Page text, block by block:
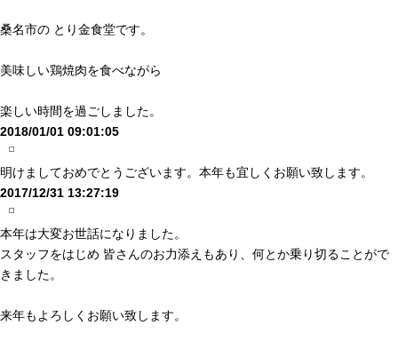
桑名市の とり金食堂です。
美味しい鶏焼肉を食べながら
楽しい時間を過ごしました。
2018/01/01 09:01:05
明けましておめでとうございます。本年も宜しくお願い致します。
2017/12/31 13:27:19
本年は大変お世話になりました。
スタッフをはじめ 皆さんのお力添えもあり、何とか乗り切ることがで
きました。
来年もよろしくお願い致します。